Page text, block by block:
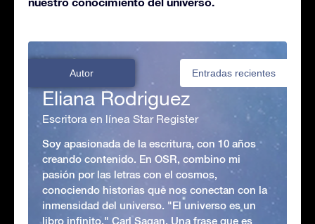
Autor Entradas recientes
Eliana Rodriguez
Escritora en línea Star Register
Soy apasionada de la escritura, con 10 años
creando contenido. En OSR, combino mi
pasión por las letras con el cosmos,
conociendo historias que nos conectan con la
inmensidad del universo. "El universo es un
libro infinito." Carl Sagan. Una frase que es